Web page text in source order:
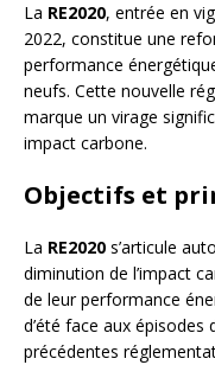
La RE2020, entrée en
2022, constitue une
performance
neufs. Cette nouvelle
marque un virage
impact carbone.
Objectifs et
La RE2020 s’articule
diminution de l’impact
de leur performance
d’été face aux
précédentes